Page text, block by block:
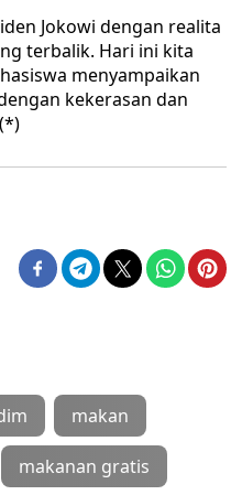
Jokowi dengan realita
terbalik. Hari ini kita
menyampaikan
kekerasan dan
makan
makanan gratis